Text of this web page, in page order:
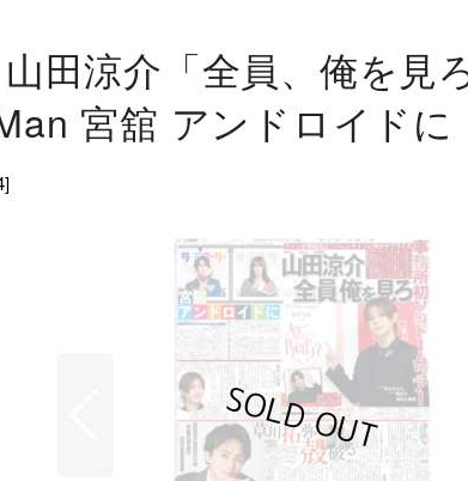
田涼介「全員、俺を見
宮舘 アンドロイドに
]